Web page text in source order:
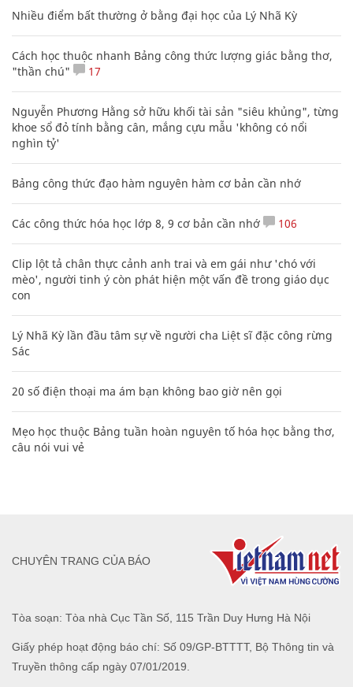
Nhiều điểm bất thường ở bằng đại học của Lý Nhã Kỳ
Cách học thuộc nhanh Bảng công thức lượng giác bằng thơ,
"thần chú"
17
Nguyễn Phương Hằng sở hữu khối tài sản "siêu khủng", từng
khoe sổ đỏ tính bằng cân, mắng cựu mẫu 'không có nổi
nghìn tỷ'
Bảng công thức đạo hàm nguyên hàm cơ bản cần nhớ
Các công thức hóa học lớp 8, 9 cơ bản cần nhớ 106
Clip lột tả chân thực cảnh anh trai và em gái như 'chó với
mèo', người tinh ý còn phát hiện một vấn đề trong giáo dục
con
Lý Nhã Kỳ lần đầu tâm sự về người cha Liệt sĩ đặc công rừng
Sác
20 số điện thoại ma ám bạn không bao giờ nên gọi
Mẹo học thuộc Bảng tuần hoàn nguyên tố hóa học bằng thơ,
câu nói vui vẻ
Tòa soạn: Tòa nhà Cục Tần Số, 115 Trần Duy Hưng Hà Nội
Giấy phép hoạt động báo chí: Số 09/GP-BTTTT, Bộ Thông tin và
Truyền thông cấp ngày 07/01/2019.
CHUYÊN TRANG CỦA BÁO